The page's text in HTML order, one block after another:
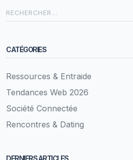
CATÉGORIES
Ressources & Entraide
Tendances Web 2026
Société Connectée
Rencontres & Dating